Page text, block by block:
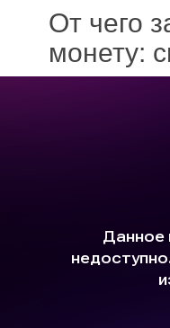
От чего
монету: